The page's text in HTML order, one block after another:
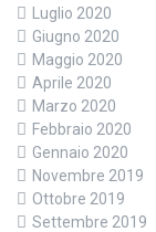
Luglio 2020
Giugno 2020
Maggio 2020
Aprile 2020
Marzo 2020
Febbraio 2020
Gennaio 2020
Novembre 2019
Ottobre 2019
Settembre 2019